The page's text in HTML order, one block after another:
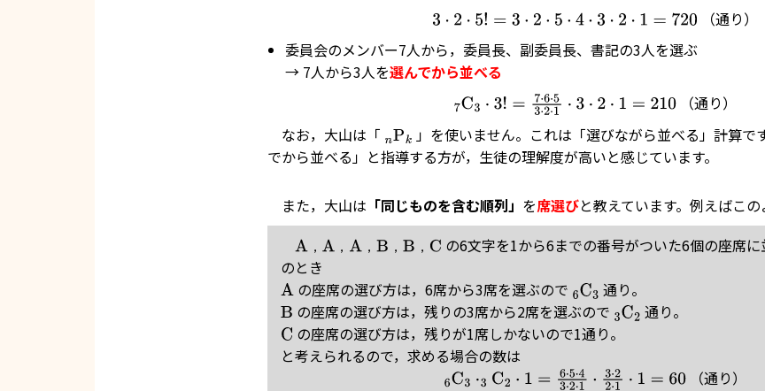
3 2 ⋅5 ! =3 2⋅5⋅4 ⋅ 3⋅ 2 1= 720
（通り）
委員会のメンバー7人から，委員長、副委員長、書記の3人を選ぶ
→ 7人から3人を選んでから並べる
7C3⋅ 3 !=7 ⋅6⋅ 53⋅2⋅ 1⋅ 3⋅ 2 ⋅1 = 210
（通り）
なお，大山は「 nPk 」を使いません。これは「選びながら並べる」計算で
でから並べる」と指導する方が，生徒の理解度が高いと感じています。
また，大山は 「同じものを含む順列」 を席選びと教えています。例えばこの
， ， ， ， ，
A，A，A，B，B，C
の6文字を1から6までの番号がついた6個の座席
のとき
A の座席の選び方は，6席から3席を選ぶので 6C3 通り。
B の座席の選び方は，残りの3席から2席を選ぶので 3C2 通り。
C の座席の選び方は，残りが1席しかないので1通り。
と考えられるので，求める場合の数は
6C3⋅ 3C 2⋅1=6⋅5⋅4 3⋅2⋅1⋅ 3 22⋅1 ⋅ 1= 60
（通り）